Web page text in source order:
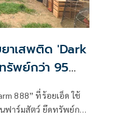
าเสพติด 'Dark
รัพย์กว่า 95
888” ที่ร้อยเอ็ด ใช้
ฟาร์มสัตว์ ยึดทรัพย์กว่า